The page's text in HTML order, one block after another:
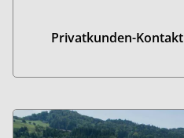
Privatkunden-Kontakt